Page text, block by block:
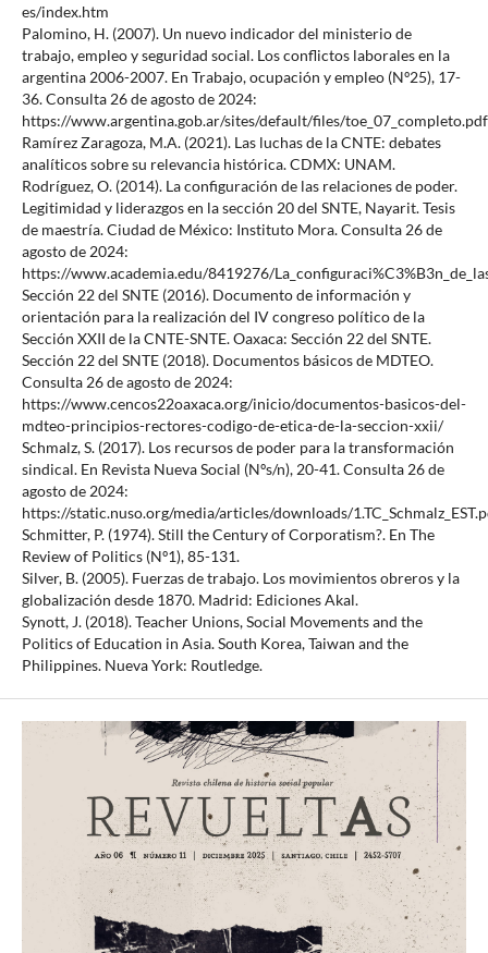
es/index.htm
Palomino, H. (2007). Un nuevo indicador del ministerio de
trabajo, empleo y seguridad social. Los conflictos laborales en la
argentina 2006-2007. En Trabajo, ocupación y empleo (Nº25), 17-
36. Consulta 26 de agosto de 2024:
https://www.argentina.gob.ar/sites/default/files/toe_07_completo.pdf
Ramírez Zaragoza, M.A. (2021). Las luchas de la CNTE: debates
analíticos sobre su relevancia histórica. CDMX: UNAM.
Rodríguez, O. (2014). La configuración de las relaciones de poder.
Legitimidad y liderazgos en la sección 20 del SNTE, Nayarit. Tesis
de maestría. Ciudad de México: Instituto Mora. Consulta 26 de
agosto de 2024:
https://www.academia.edu/8419276/
Sección 22 del SNTE (2016). Documento de información y
orientación para la realización del IV congreso político de la
Sección XXII de la CNTE-SNTE. Oaxaca: Sección 22 del SNTE.
Sección 22 del SNTE (2018). Documentos básicos de MDTEO.
Consulta 26 de agosto de 2024:
https://www.cencos22oaxaca.org/inicio/documentos-basicos-del-
mdteo-principios-rectores-codigo-de-etica-de-la-seccion-xxii/
Schmalz, S. (2017). Los recursos de poder para la transformación
sindical. En Revista Nueva Social (Nºs/n), 20-41. Consulta 26 de
agosto de 2024:
https://static.nuso.org/media/articles/downloads/
Schmitter, P. (1974). Still the Century of Corporatism?. En The
Review of Politics (Nº1), 85-131.
Silver, B. (2005). Fuerzas de trabajo. Los movimientos obreros y la
globalización desde 1870. Madrid: Ediciones Akal.
Synott, J. (2018). Teacher Unions, Social Movements and the
Politics of Education in Asia. South Korea, Taiwan and the
Philippines. Nueva York: Routledge.